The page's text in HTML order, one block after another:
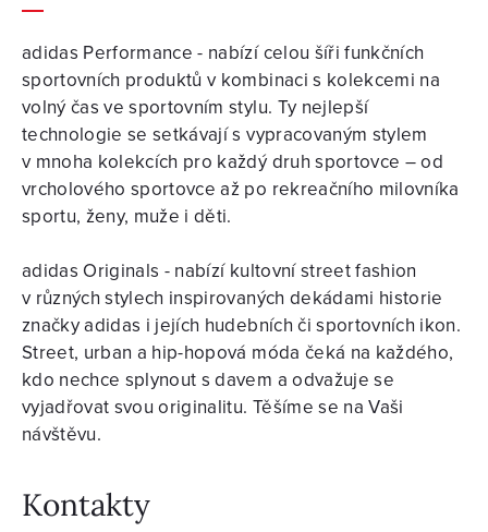
adidas Performance - nabízí celou šíři funkčních
sportovních produktů v kombinaci s kolekcemi na
volný čas ve sportovním stylu. Ty nejlepší
technologie se setkávají s vypracovaným stylem
v mnoha kolekcích pro každý druh sportovce – od
vrcholového sportovce až po rekreačního milovníka
sportu, ženy, muže i děti.
adidas Originals - nabízí kultovní street fashion
v různých stylech inspirovaných dekádami historie
značky adidas i jejích hudebních či sportovních ikon.
Street, urban a hip-hopová móda čeká na každého,
kdo nechce splynout s davem a odvažuje se
vyjadřovat svou originalitu. Těšíme se na Vaši
návštěvu.
Kontakty